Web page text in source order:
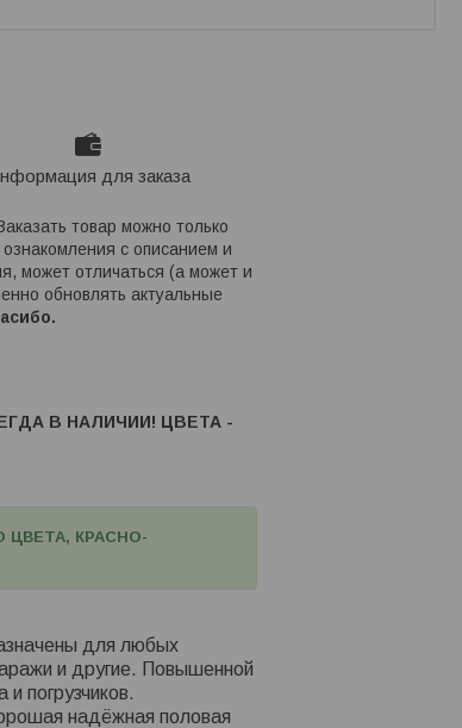
для заказа
товар можно только
с описанием и
может отличаться (а может и
обновлять актуальные
В НАЛИЧИИ! ЦВЕТА -
КРАСНО-
для любых
и другие. Повышенной
погрузчиков.
надёжная половая